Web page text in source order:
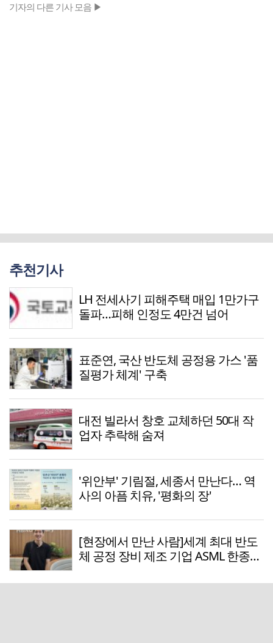
기자의 다른 기사 모음 ▶
추천기사
LH 전세사기 피해주택 매입 1만가구
돌파…피해 인정도 4만건 넘어
표준연, 국산 반도체 공정용 가스 '품
질평가 체계' 구축
대전 빌라서 창호 교체하던 50대 작
업자 추락해 숨져
'위안부' 기림절, 세종서 만난다… 역
사의 아픔 치유, '평화의 장'
[현장에서 만난 사람]세계 최대 반도
체 공정 장비 제조 기업 ASML 한종호